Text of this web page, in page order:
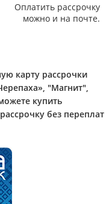
Оплатить рассрочку
можно и на почте.
карту рассрочки
"Магнит",
купить
без переплат